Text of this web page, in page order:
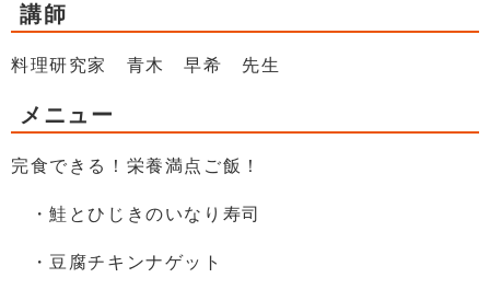
講師
料理研究家 青木 早希 先生
メニュー
完食できる！栄養満点ご飯！
・鮭とひじきのいなり寿司
・豆腐チキンナゲット